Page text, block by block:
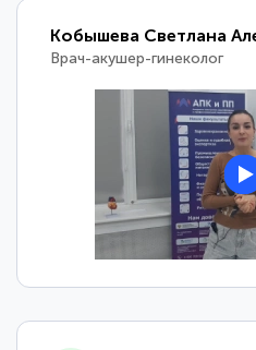
Кобышева Светлана
Врач-акушер-гинеколог